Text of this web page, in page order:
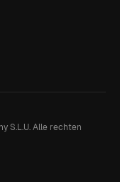
S.L.U. Alle rechten